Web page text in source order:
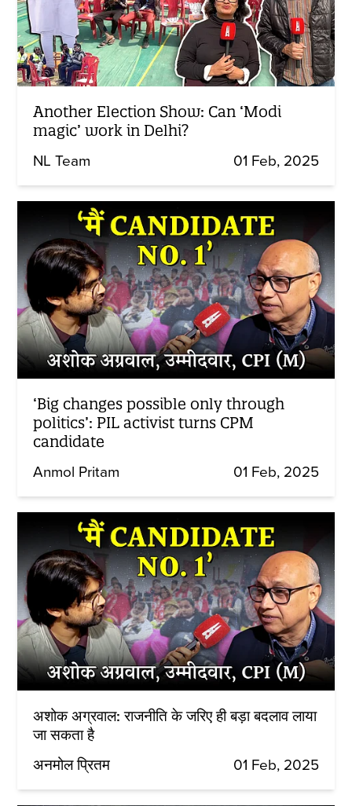
Another Election Show: Can ‘Modi
magic’ work in Delhi?
NL Team 01 Feb, 2025
‘Big changes possible only through
politics’: PIL activist turns CPM
candidate
Anmol Pritam 01 Feb, 2025
अशोक अग्रवाल: राजनीति के जरिए ही बड़ा बदलाव लाया
जा सकता है
अनमोल प्रितम 01 Feb, 2025